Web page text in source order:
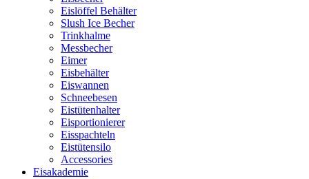
Eislöffel Behälter
Slush Ice Becher
Trinkhalme
Messbecher
Eimer
Eisbehälter
Eiswannen
Schneebesen
Eistütenhalter
Eisportionierer
Eisspachteln
Eistütensilo
Accessories
Eisakademie